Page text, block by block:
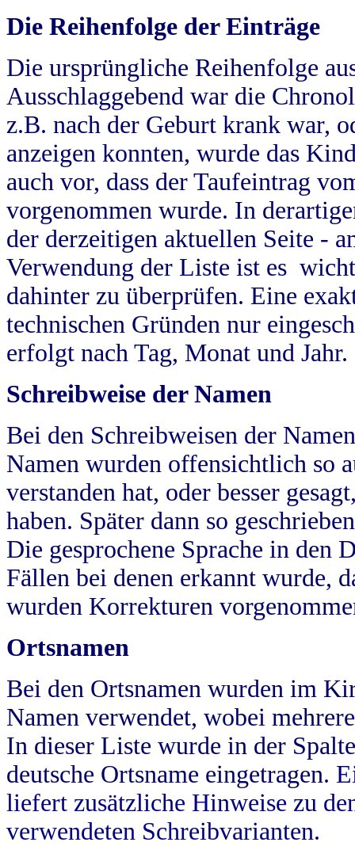
Die Reihenfolge der Einträge
Die ursprüngliche Reihenfolge
Ausschlaggebend war die
z.B. nach der Geburt krank war,
anzeigen konnten, wurde das
auch vor, dass der Taufeintrag
vorgenommen wurde. In
der derzeitigen aktuellen Seite -
Verwendung der Liste ist es
dahinter zu überprüfen. Eine
technischen Gründen nur
erfolgt nach Tag, Monat und Jahr.
Schreibweise der Namen
Bei den Schreibweisen der
Namen wurden offensichtlich so
verstanden hat, oder besser
haben. Später dann so
Die gesprochene Sprache in
Fällen bei denen erkannt wurde,
wurden Korrekturen
Ortsnamen
Bei den Ortsnamen wurden im
Namen verwendet, wobei
In dieser Liste wurde in der
deutsche Ortsname eingetragen.
liefert zusätzliche Hinweise zu
verwendeten Schreibvarianten.